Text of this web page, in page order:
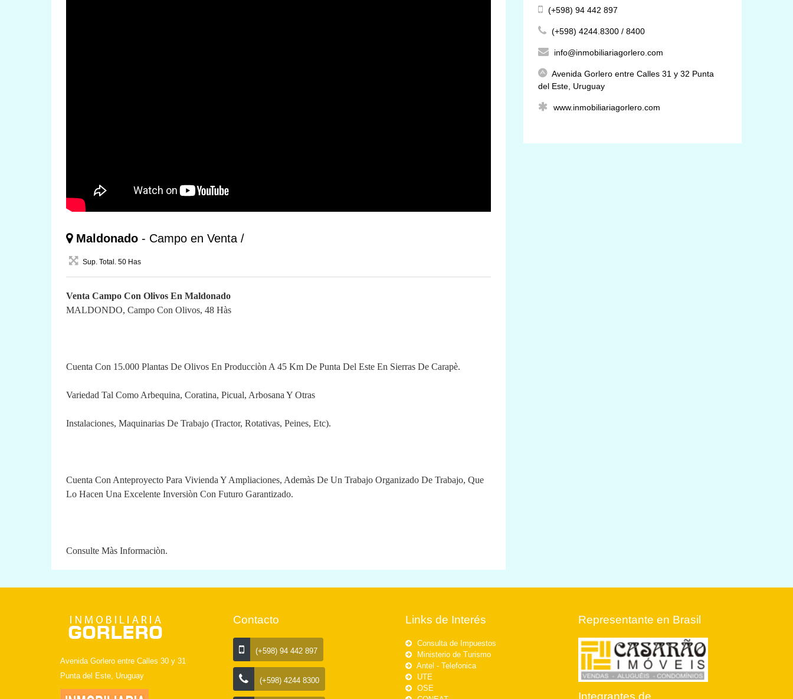
Maldonado - Campo en Venta /
Sup. Total. 50 Has
Venta Campo Con Olivos En Maldonado
MALDONDO, Campo Con Olivos, 48 Hàs
Cuenta Con 15.000 Plantas De Olivos En Producciòn A 45 Km De Punta Del Este En Sierras De Carapè.
Variedad Tal Como Arbequina, Coratina, Picual, Arbosana Y Otras
Instalaciones, Maquinarias De Trabajo (Tractor, Rotativas, Peines, Etc).
Cuenta Con Anteproyecto Para Vivienda Y Ampliaciones, Ademàs De Un Trabajo Organizado De Trabajo, Que
Lo Hacen Una Excelente Inversiòn Con Futuro Garantizado.
Consulte Màs Informaciòn.
(+598) 94 442 897
(+598) 4244.8300 / 8400
info@inmobiliariagorlero.com
Avenida Gorlero entre Calles 31 y 32 Punta
del Este, Uruguay
www.inmobiliariagorlero.com
Avenida Gorlero entre Calles 30 y 31
Punta del Este, Uruguay
Contacto
(+598) 94 442 897
(+598) 4244 8300
Links de Interés
Consulta de Impuestos
Ministerio de Turismo
Antel - Telefonica
UTE
OSE
Representante en Brasil
Integrantes de